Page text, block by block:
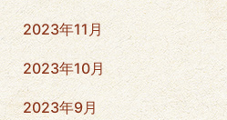
2023年11月
2023年10月
2023年9月